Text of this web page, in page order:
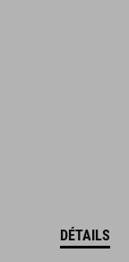
DÉTAILS